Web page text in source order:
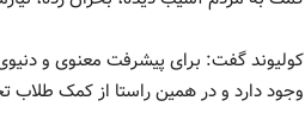
کولیوند گفت: برای پیشرفت معنوی و
وجود دارد و در همین راستا از کمک